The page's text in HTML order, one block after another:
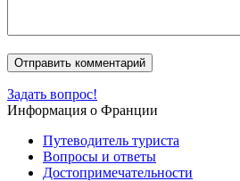
Задать вопрос!
Информация о Франции
Путеводитель туриста
Вопросы и ответы
Достопримечательности